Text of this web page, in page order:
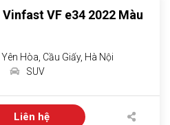
Vinfast VF e34 2022 Màu
Hòa, Cầu Giấy, Hà Nội
SUV
Liên hệ